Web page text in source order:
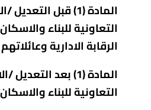
المادة (1) قبل
التعاونيةللبناء
الرقابة الادارية وعائلاتهم
المادة (1) بعد
التعاونية للبناء والاسكان